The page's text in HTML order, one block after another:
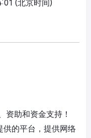
(北京时间)
资助和资金支持！
供的平台，提供网络